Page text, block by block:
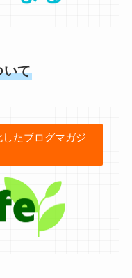
いて
たブログマガジ